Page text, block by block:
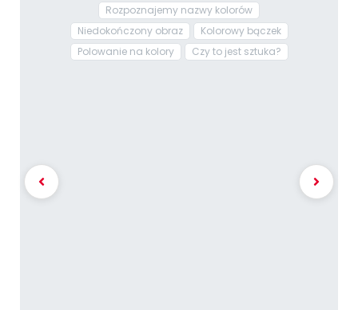
Rozpoznajemy nazwy kolorów
Niedokończony obraz
Kolorowy bączek
Polowanie na kolory
Czy to jest sztuka?